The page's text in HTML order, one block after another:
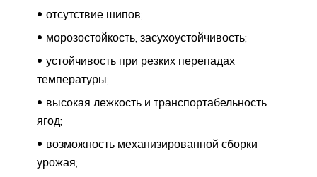
отсутствие шипов;
морозостойкость, засухоустойчивость;
устойчивость при резких перепадах
температуры;
высокая лежкость и транспортабельность
ягод;
возможность механизированной сборки
урожая;